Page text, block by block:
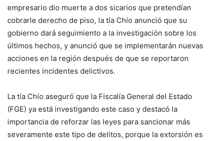
empresario dio muerte a dos sicarios que pretendían
cobrarle derecho de piso, la tía Chío anunció que su
gobierno dará seguimiento a la investigación sobre los
últimos hechos, y anunció que se implementarán nuevas
acciones en la región después de que se reportaron
recientes incidentes delictivos.
La tía Chío aseguró que la Fiscalía General del Estado
(FGE) ya está investigando este caso y destacó la
importancia de reforzar las leyes para sancionar más
severamente este tipo de delitos, porque la extorsión es